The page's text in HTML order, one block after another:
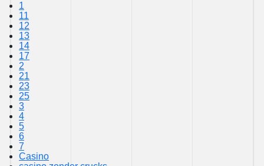
1
11
12
13
14
17
2
21
23
25
3
4
5
6
7
Casino